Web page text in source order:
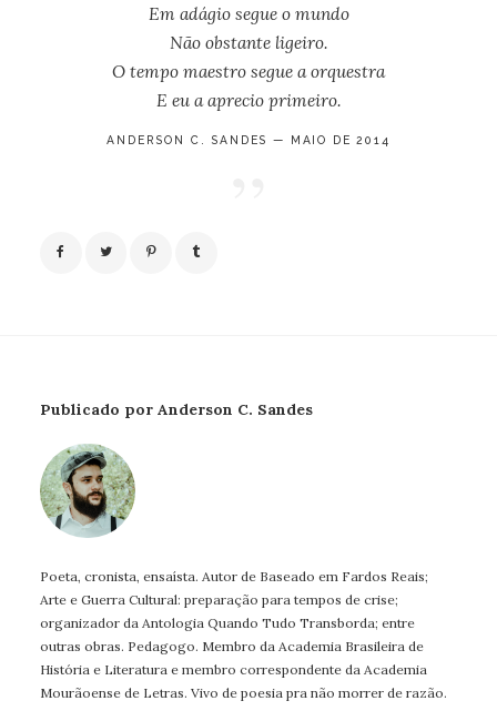
Em adágio segue o mundo
Não obstante ligeiro.
O tempo maestro segue a orquestra
E eu a aprecio primeiro.
ANDERSON C. SANDES — MAIO DE 2014
Publicado por Anderson C. Sandes
Poeta, cronista, ensaísta. Autor de Baseado em Fardos Reais;
Arte e Guerra Cultural: preparação para tempos de crise;
organizador da Antologia Quando Tudo Transborda; entre
outras obras. Pedagogo. Membro da Academia Brasileira de
História e Literatura e membro correspondente da Academia
Mourãoense de Letras. Vivo de poesia pra não morrer de razão.